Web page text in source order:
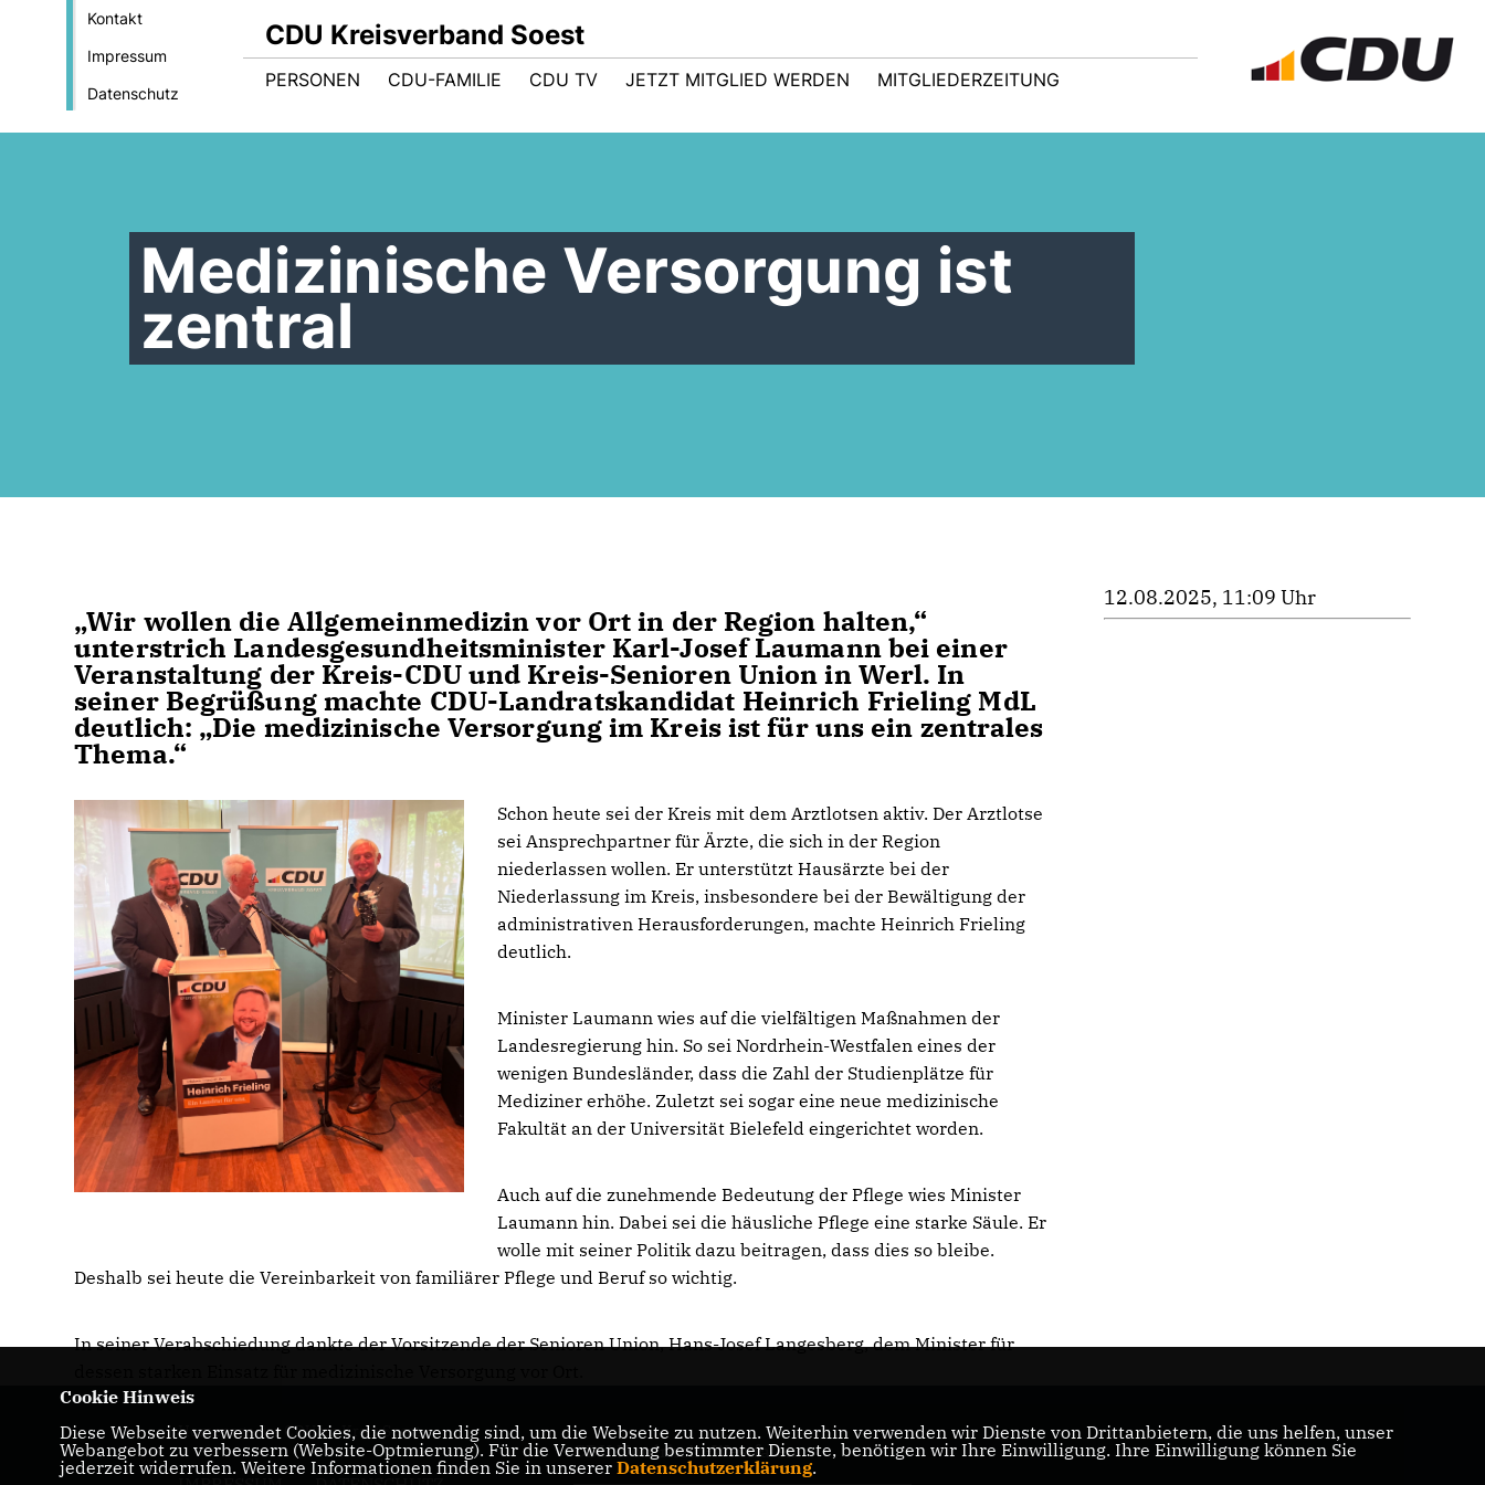
Kontakt
Impressum
Datenschutz
CDU Kreisverband Soest
PERSONEN CDU-FAMILIE CDU TV JETZT MITGLIED WERDEN MITGLIEDERZEITUNG
Medizinische Versorgung ist
zentral
Wir wollen die Allgemeinmedizin vor Ort in der Region halten,“
unterstrich Landesgesundheitsminister Karl-Josef Laumann bei einer
Veranstaltung der Kreis-CDU und Kreis-Senioren Union in Werl. In
seiner Begrüßung machte CDU-Landratskandidat Heinrich Frieling MdL
deutlich: „Die medizinische Versorgung im Kreis ist für uns ein zentrales
Thema.“
Schon heute sei der Kreis mit dem Arztlotsen aktiv. Der Arztlotse
sei Ansprechpartner für Ärzte, die sich in der Region
niederlassen wollen. Er unterstützt Hausärzte bei der
Niederlassung im Kreis, insbesondere bei der Bewältigung der
administrativen Herausforderungen, machte Heinrich Frieling
deutlich.
Minister Laumann wies auf die vielfältigen Maßnahmen der
Landesregierung hin. So sei Nordrhein-Westfalen eines der
wenigen Bundesländer, dass die Zahl der Studienplätze für
Mediziner erhöhe. Zuletzt sei sogar eine neue medizinische
Fakultät an der Universität Bielefeld eingerichtet worden.
Auch auf die zunehmende Bedeutung der Pflege wies Minister
Laumann hin. Dabei sei die häusliche Pflege eine starke Säule. Er
wolle mit seiner Politik dazu beitragen, dass dies so bleibe.
Deshalb sei heute die Vereinbarkeit von familiärer Pflege und Beruf so wichtig.
In seiner Verabschiedung dankte der Vorsitzende der Senioren Union, Hans-Josef Langesberg, dem Minister für
12.08.2025, 11:09 Uhr
Homepage der CDU im Kreis Soest
CDU Nordrhein-Westfalen
Cookie Hinweis
Diese Webseite verwendet Cookies, die notwendig sind, um die Webseite zu nutzen. Weiterhin verwenden wir Dienste von Drittanbietern, die uns helfen, unser
Webangebot zu verbessern (Website-Optmierung). Für die Verwendung bestimmter Dienste, benötigen wir Ihre Einwilligung. Ihre Einwilligung können Sie
jederzeit widerrufen. Weitere Informationen finden Sie in unserer Datenschutzerklärung.